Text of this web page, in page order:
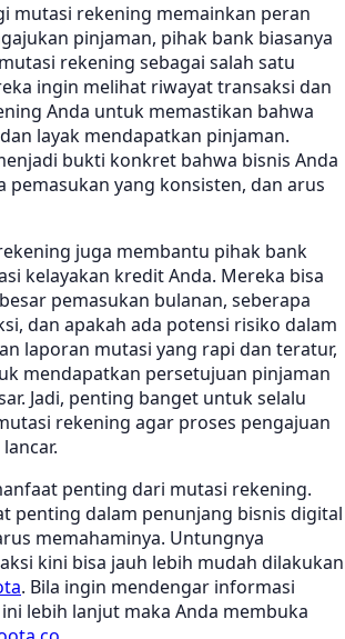
mutasi rekening memainkan peran
pinjaman, pihak bank biasanya
rekening sebagai salah satu
ingin melihat riwayat transaksi dan
Anda untuk memastikan bahwa
layak mendapatkan pinjaman.
bukti konkret bahwa bisnis Anda
pemasukan yang konsisten, dan arus
juga membantu pihak bank
kelayakan kredit Anda. Mereka bisa
pemasukan bulanan, seberapa
dan apakah ada potensi risiko dalam
laporan mutasi yang rapi dan teratur,
mendapatkan persetujuan pinjaman
Jadi, penting banget untuk selalu
rekening agar proses pengajuan
penting dari mutasi rekening.
penting dalam penunjang bisnis digital
memahaminya. Untungnya
kini bisa jauh lebih mudah dilakukan
. Bila ingin mendengar informasi
lebih lanjut maka Anda membuka